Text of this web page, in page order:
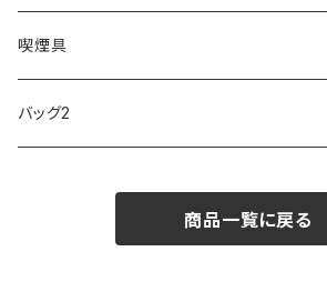
FOOTBALL WATCHES
ARCA FUTURA
BVLGARI
VANQUISH
SWAROVSKI
VIVIENNE WESTWOOD
Fashion Accessory Cllection
ISLAND
LESPORTSAC
PRADA
MAWA
その他
MONTBLANC
SWAROVSKI
OMMIX
COACH
TORAY
OMRON
SPICE OF LIFE
MONDAINE
喫煙具
ZIPPO
TSUBOTA PEARL
バッグ2
商品一覧に戻る